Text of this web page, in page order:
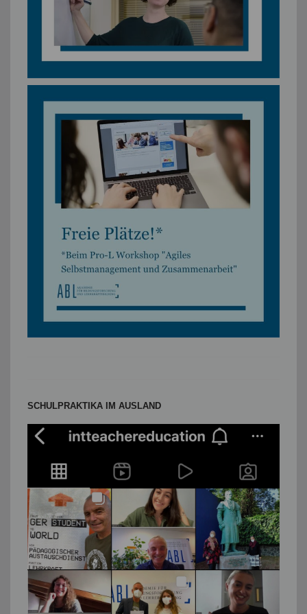
SCHULPRAKTIKA IM AUSLAND